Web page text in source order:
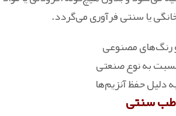
یا سنتی فرآوری می‌گردد.
رنگ‌های مصنوعی
به نوع صنعتی
دلیل حفظ آنزیم‌ها
طب سنتی